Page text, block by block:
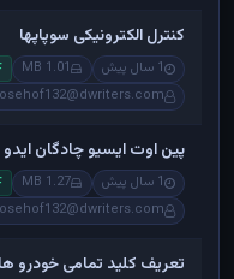
کنترل الکترونیکی سوپاپها
1 سال پیش 1.01 MB
پین اوت ایسیو چادگان ایدو
1 سال پیش 1.27 MB
تعریف کلید تمامی خودرو